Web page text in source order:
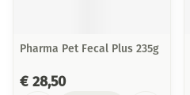
Pharma Pet Fecal Plus 235g
€ 28,50